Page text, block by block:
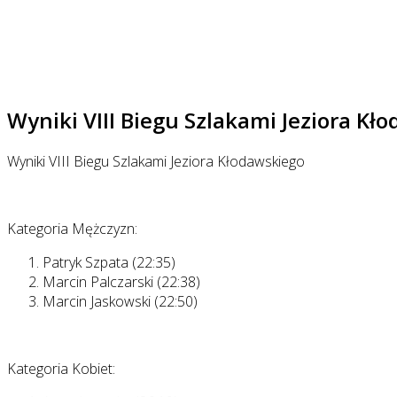
Wyniki VIII Biegu Szlakami Jeziora
Wyniki VIII Biegu Szlakami Jeziora Kłodawskiego
Kategoria Mężczyzn:
Patryk Szpata (22:35)
Marcin Palczarski (22:38)
Marcin Jaskowski (22:50)
Kategoria Kobiet: